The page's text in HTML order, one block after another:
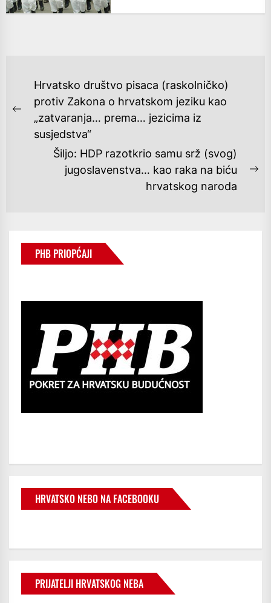
NAVIGACIJA
OBJAVA
Previous
post:
Hrvatsko društvo pisaca (raskolničko)
protiv Zakona o hrvatskom jeziku kao
„zatvaranja… prema… jezicima iz
susjedstva“
Šiljo: HDP razotkrio samu srž (svog)
jugoslavenstva… kao raka na biću
hrvatskog naroda
PHB PRIOPĆAJI
HRVATSKO NEBO NA FACEBOOKU
PRIJATELJI HRVATSKOG NEBA